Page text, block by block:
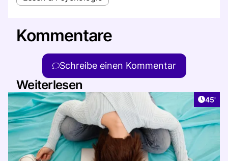
Kommentare
Schreibe einen Kommentar
Weiterlesen
45'